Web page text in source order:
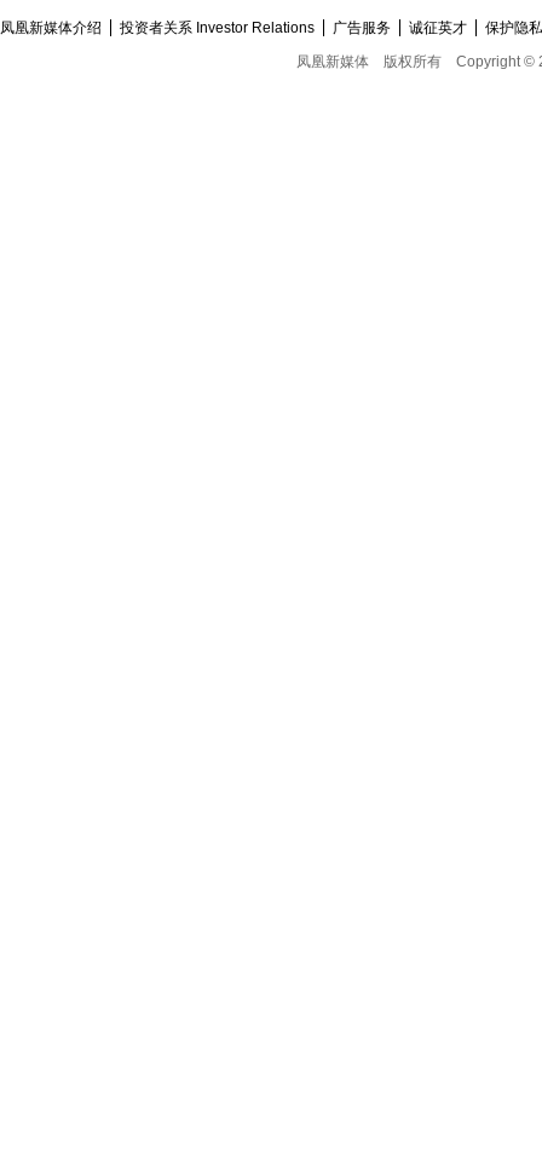
凤凰新媒体介绍 投资者关系 Investor Relations 广告服务 诚征英才
保护隐
凤凰新媒体
版权所有 Copyright ©